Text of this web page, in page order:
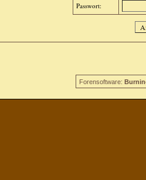
Passwort:
Forensoftware: